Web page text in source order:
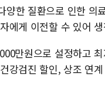
양한 질환으로 인한
에게 이전할 수 있어
만원으로 설정하고
강검진 할인, 상조 연